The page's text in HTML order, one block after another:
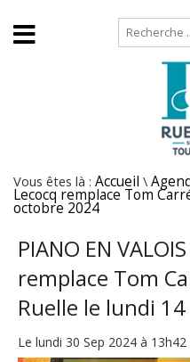
Vous êtes là : Accueil \
Lecocq remplace Tom
octobre 2024
PIANO EN
remplace Tom
Ruelle le lundi
Le lundi 30 Sep 2024 à 13h42